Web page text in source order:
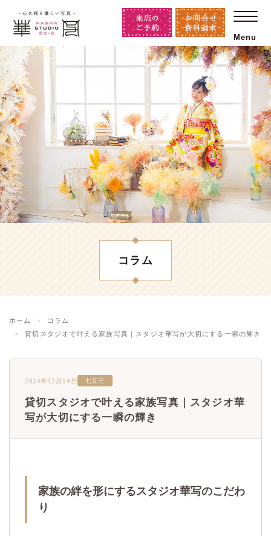
Menu
コラム
ホーム
コラム
貸切スタジオで叶える家族写真｜スタジオ華写が大切にする一瞬の輝き
2024年12月14日 七五三
貸切スタジオで叶える家族写真｜スタジオ華
写が大切にする一瞬の輝き
家族の絆を形にするスタジオ華写のこだわ
り